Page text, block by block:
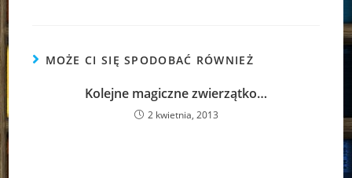
MOŻE CI SIĘ SPODOBAĆ RÓWNIEŻ
Kolejne magiczne zwierzątko…
2 kwietnia, 2013